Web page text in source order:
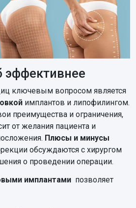
эффективнее
ключевым вопросом является
имплантов и липофилингом.
преимущества и ограничения,
от желания пациента и
Плюсы и минусы
обсуждаются с хирургом
о проведении операции.
имплантами позволяет